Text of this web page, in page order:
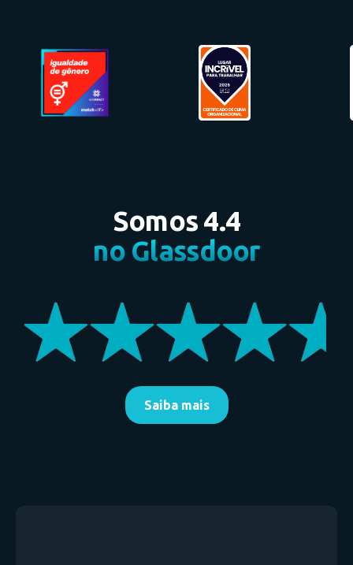
Somos 4.4
no Glassdoor
Saiba mais